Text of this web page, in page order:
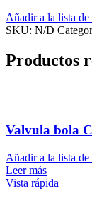
Añadir a la lista de
SKU: N/D
Productos
Valvula bola
Añadir a la lista de
Leer más
Vista rápida